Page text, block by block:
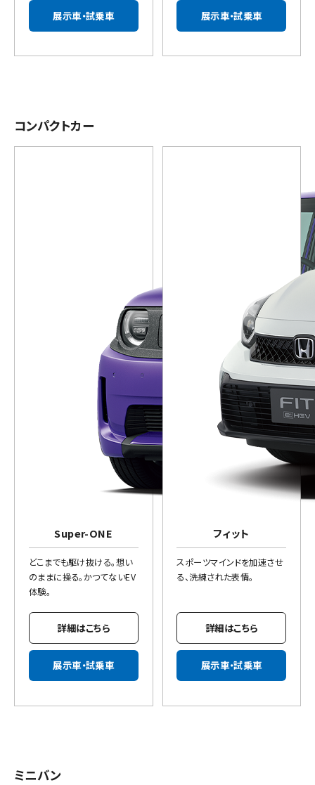
展示車・試乗車 展示車・試乗車
コンパクトカー
Super-ONE
どこまでも駆け抜ける。想い
のままに操る。かつてないEV
体験。
詳細はこちら
展示車・試乗車
フィット
スポーツマインドを加速させ
る、洗練された表情。
詳細はこちら
展示車・試乗車
ミニバン